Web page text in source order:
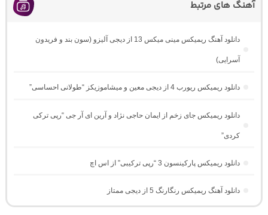
آهنگ های مرتبط
دانلود آهنگ ریمیکس مینی میکس 13 از دیجی آلیزو (سون بند و فریدون
آسرایی)
دانلود ریمیکس ریورب 4 از دیجی معین و میشاموزیکز “طولانی احساسی”
دانلود ریمیکس جای زخم از ایمان حاجی نژاد و آرین ای آر جی “رپی ترکی
کردی”
دانلود ریمیکس پارکینسون 3 “رپی ترکیبی” از اس اچ
دانلود آهنگ ریمیکس رنگارنگ 5 از دیجی ممتاز